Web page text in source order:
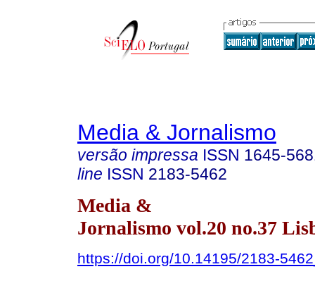
Media & Jornalismo
versão impressa ISSN 1645-
line ISSN 2183-5462
Media &
Jornalismo vol.20 no.37
https://doi.org/10.14195/2183-